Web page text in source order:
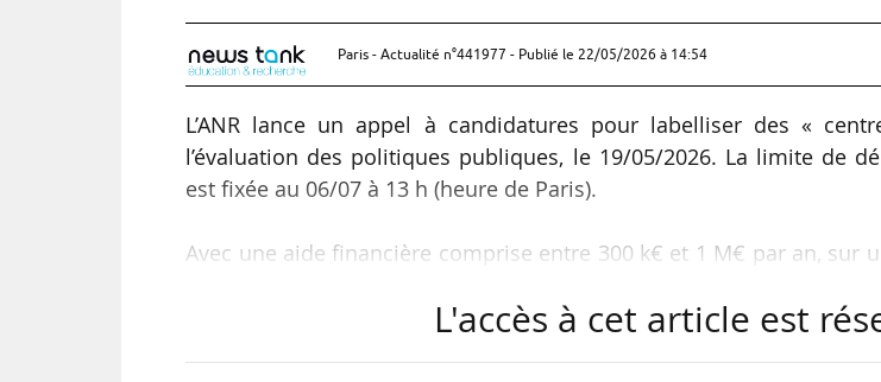
Paris - Actualité n°441977 - Publié le 22/05/2026 à 14:54
L’ANR lance un appel à candidatures pour labelliser des «
l’évaluation des politiques publiques, le 19/05/2026. La limite de
est fixée au 06/07 à 13 h (heure de Paris).
Avec une aide financière comprise entre 300 k€ et 1 M€ par an, sur
L'accès à cet article est